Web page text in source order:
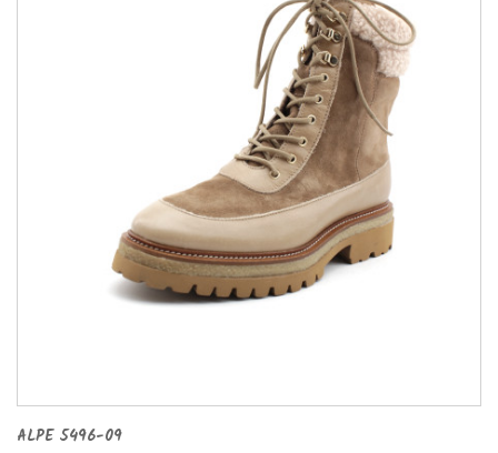
ALPE 5496-09